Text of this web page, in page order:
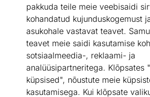
pakkuda teile meie veebisaidi
kohandatud kujunduskogemust
asukohale vastavat teavet.
teavet meie saidi kasutamise
sotsiaalmeedia-, reklaami- ja
analüüsipartneritega. Klõpsates
küpsised", nõustute meie
kasutamisega. Kui klõpsate